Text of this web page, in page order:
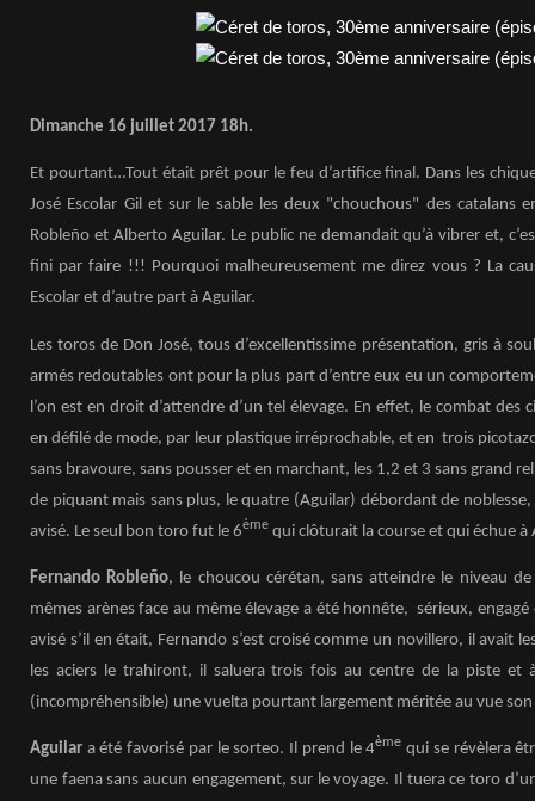
Dimanche 16 juillet 2017 18h.
Et pourtant…Tout était prêt pour le feu d’artifice final. Dans les
José Escolar Gil et sur le sable les deux "chouchous" des catalans
Robleño et Alberto Aguilar. Le public ne demandait qu’à vibrer et,
fini par faire !!! Pourquoi malheureusement me direz vous ? La
Escolar et d’autre part à Aguilar.
Les toros de Don José, tous d’excellentissime présentation, gris à
armés redoutables ont pour la plus part d’entre eux eu un
l’on est en droit d’attendre d’un tel élevage. En effet, le combat des
en défilé de mode, par leur plastique irréprochable, et en trois
sans bravoure, sans pousser et en marchant, les 1,2 et 3 sans grand
de piquant mais sans plus, le quatre (Aguilar) débordant de
avisé. Le seul bon toro fut le 6ème qui clôturait la course et qui échue à
Fernando Robleño, le choucou cérétan, sans atteindre le niveau
mêmes arènes face au même élevage a été honnête, sérieux,
avisé s’il en était, Fernando s’est croisé comme un novillero, il avait
les aciers le trahiront, il saluera trois fois au centre de la piste et
(incompréhensible) une vuelta pourtant largement méritée au vue
Aguilar a été favorisé par le sorteo. Il prend le 4ème qui se révèlera
une faena sans aucun engagement, sur le voyage. Il tuera ce toro